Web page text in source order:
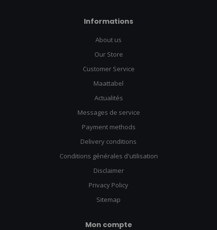
Informations
About us
Our Store
Customer Service
Maattabel
Actualités
Messages de service
Payment methods
Delivery conditions
Conditions générales d'utilisation
Disclaimer
Privacy Policy
Sitemap
Mon compte